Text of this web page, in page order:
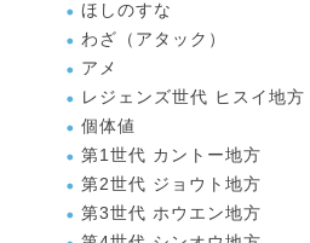
ほしのすな
わざ（アタック）
アメ
レジェンズ世代 ヒスイ地方
個体値
第1世代 カントー地方
第2世代 ジョウト地方
第3世代 ホウエン地方